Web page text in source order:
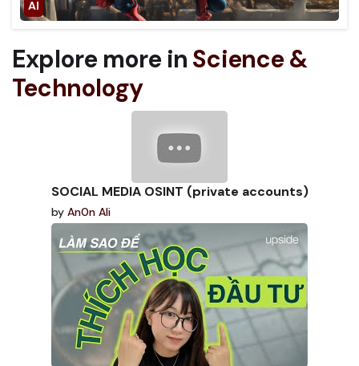
Explore more in Science &
Technology
SOCIAL MEDIA OSINT (private accounts)
by An0n Ali